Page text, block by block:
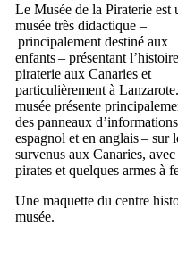
Le Musée de la Piraterie est
musée très didactique –
principalement destiné aux
enfants – présentant
piraterie aux Canaries et
particulièrement à Lanzarote
musée présente
des panneaux
espagnol et en anglais – sur
survenus aux Canaries,
pirates et quelques armes à
Une maquette du centre
musée.